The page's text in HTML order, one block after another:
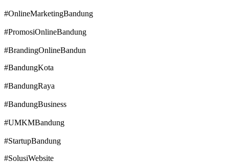
#OnlineMarketingBandung
#PromosiOnlineBandung
#BrandingOnlineBandun
#BandungKota
#BandungRaya
#BandungBusiness
#UMKMBandung
#StartupBandung
#SolusiWebsite